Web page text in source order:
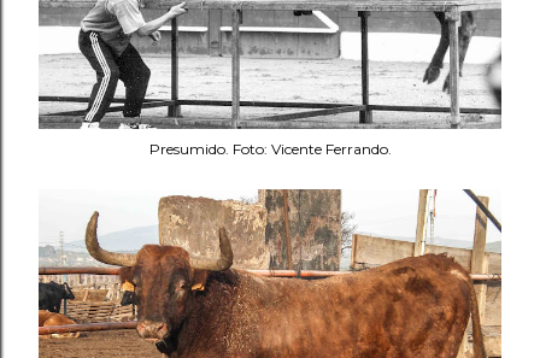
Presumido. Foto: Vicente Ferrando.